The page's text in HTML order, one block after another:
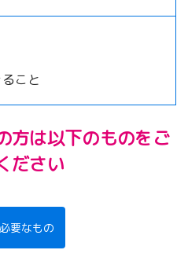
こと
方は以下のものをご
ださい
要なもの